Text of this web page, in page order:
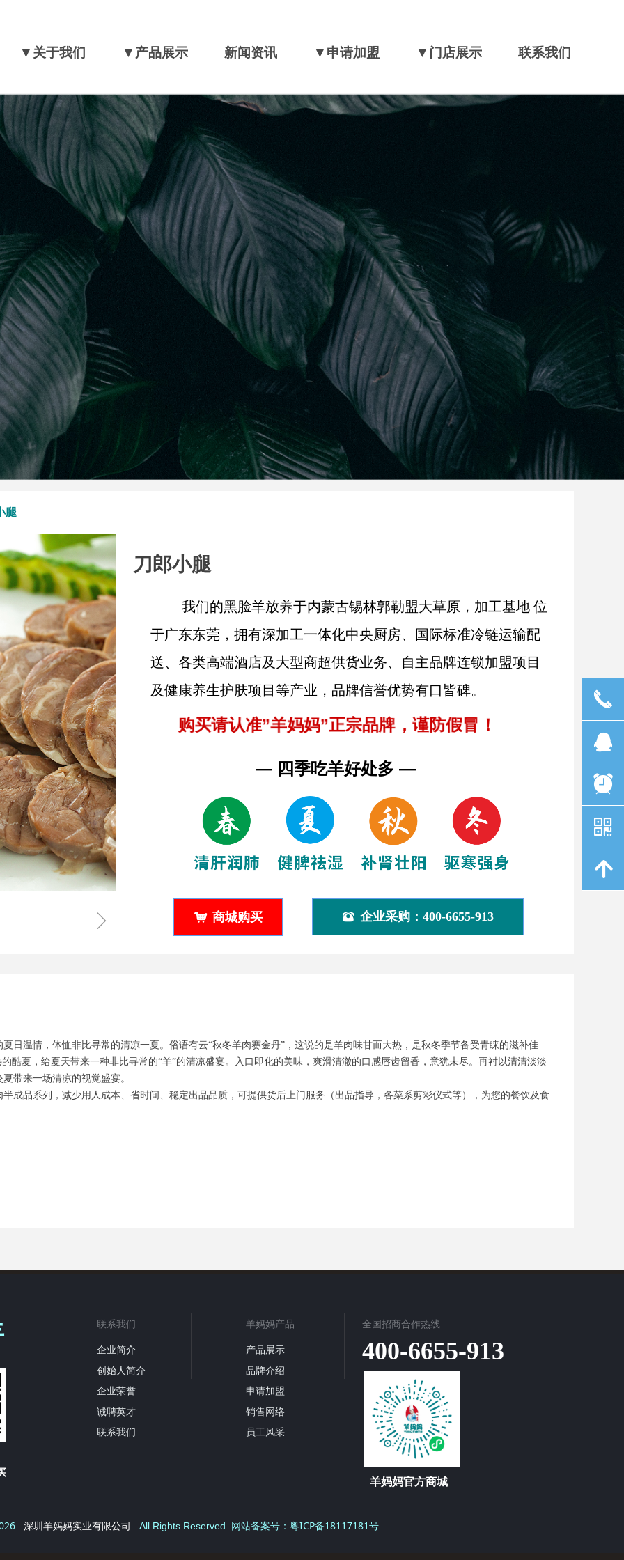
▼关于我们 ▼产品展示 新闻资讯 ▼申请加盟 ▼门店展示 联系我们
腿
ꁇ
刀郎小腿
我们的黑脸羊放养于内蒙古锡林郭勒盟大草原，加工基地 位
于广东东莞， 拥有深加工一体化中央厨房、国际标准冷链运输配
送、各类高端酒店及大型商超供货业务、自主品牌连锁加盟项目
及健康养生护肤项目等产业，品牌信誉优势有口皆碑。
购买请认准”羊妈妈”正宗品牌，谨防假冒！
— 四季吃羊好处多 —
낙 商城购买 뀰 企业采购：400-6655-913
日温情，体恤非比寻常的清凉一夏。俗语有云“秋冬羊肉赛金丹”，这说的是羊肉味甘而大热，是秋冬季节备受青睐的滋补佳
酷夏，给夏天带来一种非比寻常的“羊”的清凉盛宴。入口即化的美味，爽滑清澈的口感唇齿留香，意犹未尽。再衬以清清淡淡
带来一场清凉的视觉盛宴。
品系列，减少用人成本、省时间、稳定出品品质，可提供货后上门服务（出品指导，各菜系剪彩仪式等），为您的餐饮及食
联系我们
企业简介
创始人简介
企业荣誉
诚聘英才
联系我们
羊妈妈产品
产品展示
品牌介绍
申请加盟
销售网络
员工风采
全国招商合作热线
400-6655-913
深圳羊妈妈实业有限公司 All Rights Reserved 网站备案号： 粤ICP备18117181号
羊妈妈官方商城
끅
뀩
뀥
낃
녕